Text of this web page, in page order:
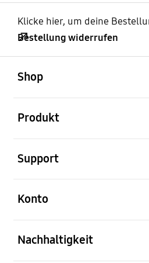
Klicke hier, um deine
Bestellung widerrufen
Shop
Produkt
Support
Konto
Nachhaltigkeit